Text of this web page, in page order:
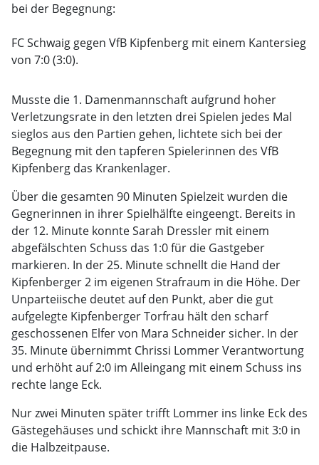
bei der Begegnung:
FC Schwaig gegen VfB Kipfenberg mit einem Kantersieg
von 7:0 (3:0).
Musste die 1. Damenmannschaft aufgrund hoher
Verletzungsrate in den letzten drei Spielen jedes Mal
sieglos aus den Partien gehen, lichtete sich bei der
Begegnung mit den tapferen Spielerinnen des VfB
Kipfenberg das Krankenlager.
Über die gesamten 90 Minuten Spielzeit wurden die
Gegnerinnen in ihrer Spielhälfte eingeengt. Bereits in
der 12. Minute konnte Sarah Dressler mit einem
abgefälschten Schuss das 1:0 für die Gastgeber
markieren. In der 25. Minute schnellt die Hand der
Kipfenberger 2 im eigenen Strafraum in die Höhe. Der
Unparteiische deutet auf den Punkt, aber die gut
aufgelegte Kipfenberger Torfrau hält den scharf
geschossenen Elfer von Mara Schneider sicher. In der
35. Minute übernimmt Chrissi Lommer Verantwortung
und erhöht auf 2:0 im Alleingang mit einem Schuss ins
rechte lange Eck.
Nur zwei Minuten später trifft Lommer ins linke Eck des
Gästegehäuses und schickt ihre Mannschaft mit 3:0 in
die Halbzeitpause.